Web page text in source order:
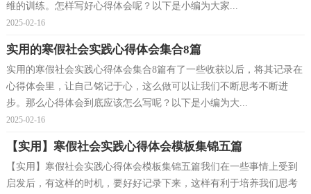
维的训练。怎样写好心得体会呢？以下是小编为大家...
2025-02-16
实用的寒假社会实践心得体会集合8篇
实用的寒假社会实践心得体会集合8篇有了一些收获以后，将其记录在
心得体会里，让自己铭记于心，这么做可以让我们不断思考不断进
步。那么心得体会到底应该怎么写呢？以下是小编为大...
2025-02-16
【实用】寒假社会实践心得体会模板集锦五篇
【实用】寒假社会实践心得体会模板集锦五篇我们在一些事情上受到
启发后，有这样的时机，要好好记录下来，这样有利于培养我们思考